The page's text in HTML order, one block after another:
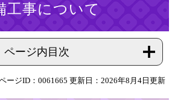
工事について
ページ内目次
ージID：0061665 更新日：2026年8月4日更新